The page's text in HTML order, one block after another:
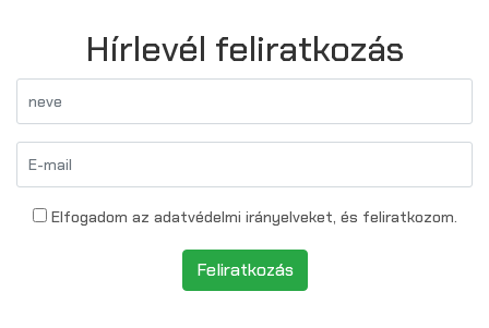
Hírlevél feliratkozás
Elfogadom az adatvédelmi irányelveket, és feliratkozom.
Feliratkozás